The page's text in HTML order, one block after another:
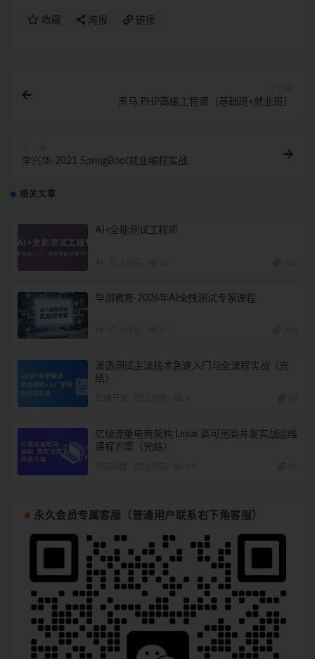
收藏 海报 链接
黑马 PHP高级工程师（基础班+就业班）
李兴华-2021 SpringBoot就业编程实战
相关文章
AI+全能测试工程师
华测教育-2026年AI全栈测试专家课程
渗透测试主流技术急速入门与全流程实战（完
结）
亿级流量电商架构 Linux 高可用高并发实战运维
课程方案（完结）
永久会员专属客服（普通用户联系右下角客服）